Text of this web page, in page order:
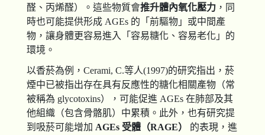
醛、丙烯醛）。這些物質會推升體內氧化壓力 ，同
時也可能提供形成 AGEs 的「前驅物」或中間產
物，讓身體更容易進入「容易糖化、容易老化」的
環境。
以香菸為例，Cerami, C.等人(1997)的研究指出，菸
煙中已被指出存在具有反應性的糖化相關產物（常
被稱為 glycotoxins），可能促進 AGEs 在肺部及其
他組織（包含骨骼肌）中累積。此外，也有研究提
到吸菸可能增加 AGEs 受體（RAGE）
的表現，進